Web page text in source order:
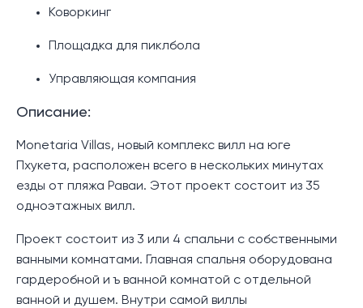
Коворкинг
Площадка для пиклбола
Управляющая компания
Описание:
Monetaria Villas, новый комплекс вилл на юге
Пхукета, расположен всего в нескольких минутах
езды от пляжа Раваи. Этот проект состоит из 35
одноэтажных вилл.
Проект состоит из 3 или 4 спальни с собственными
ванными комнатами. Главная спальня оборудована
гардеробной и ъ ванной комнатой с отдельной
ванной и душем. Внутри самой виллы